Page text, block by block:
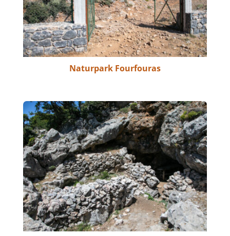
Naturpark Fourfouras